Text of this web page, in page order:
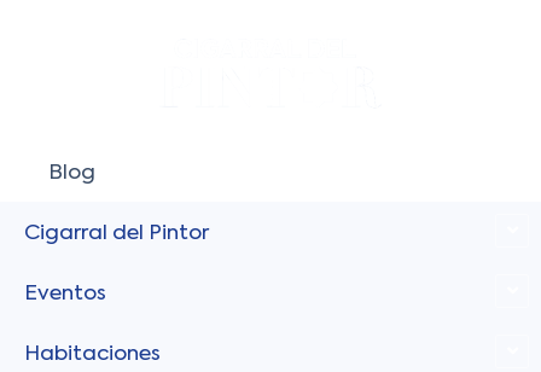
Blog
Cigarral del Pintor
Eventos
Habitaciones